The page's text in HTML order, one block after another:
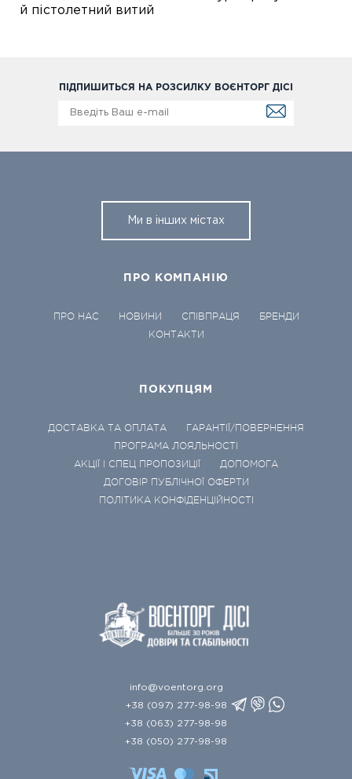
й пістолетний витий
ПІДПИШИТЬСЯ НА РОЗСИЛКУ ВОЄНТОРГ ДІСІ
Ми в інших містах
ПРО КОМПАНІЮ
ПРО НАС НОВИНИ СПІВПРАЦЯ
БРЕНДИ
КОНТАКТИ
ПОКУПЦЯМ
ДОСТАВКА ТА ОПЛАТА
ГАРАНТІЇ/ПОВЕРНЕННЯ
ПРОГРАМА ЛОЯЛЬНОСТІ
АКЦІЇ І СПЕЦ ПРОПОЗИЦІЇ
ДОПОМОГА
ДОГОВІР ПУБЛІЧНОЇ ОФЕРТИ
ПОЛІТИКА КОНФІДЕНЦІЙНОСТІ
info@voentorg.org
+38 (097) 277-98-98
+38 (063) 277-98-98
+38 (050) 277-98-98